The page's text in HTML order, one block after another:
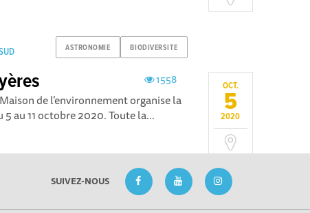
ASTRONOMIE BIODIVERSITE
OCT.
5
2020
1558
de l’environnement organise la
au 11 octobre 2020. Toute la...
SUIVEZ-NOUS